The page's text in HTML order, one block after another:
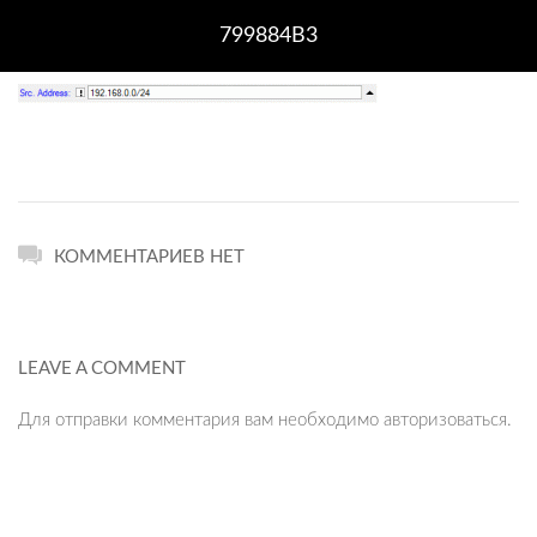
799884B3
КОММЕНТАРИЕВ НЕТ
LEAVE A COMMENT
Для отправки комментария вам необходимо авторизоваться.